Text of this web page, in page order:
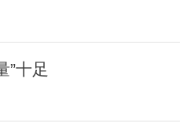
”十足